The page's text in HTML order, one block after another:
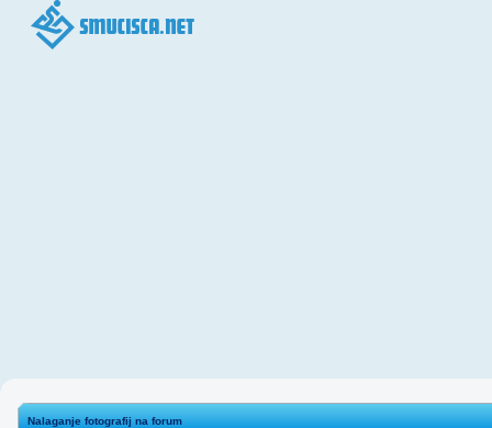
Nalaganje fotografij na forum